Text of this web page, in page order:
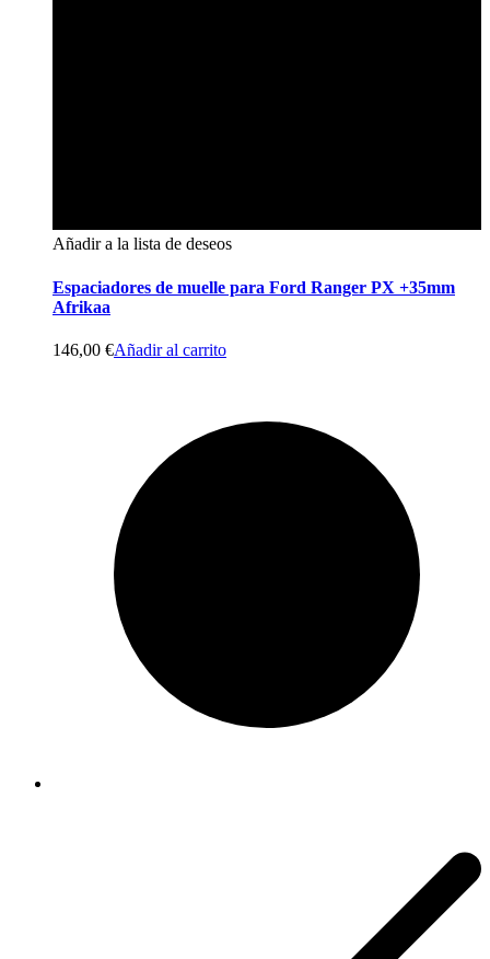
Añadir a la lista de deseos
Espaciadores de muelle para Ford Ranger PX +35mm
Afrikaa
146,00 €Añadir al carrito